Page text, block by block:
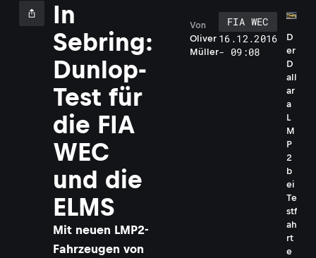
In
Sebring:
Dunlop-
Test für
die FIA
WEC
und die
ELMS
Mit neuen LMP2-
Fahrzeugen von
Oliver
Müller
Von
FIA WEC
16.12.2016
- 09:08
D
er
D
all
ar
a
L
M
P
2
b
ei
Te
stf
ah
rt
e